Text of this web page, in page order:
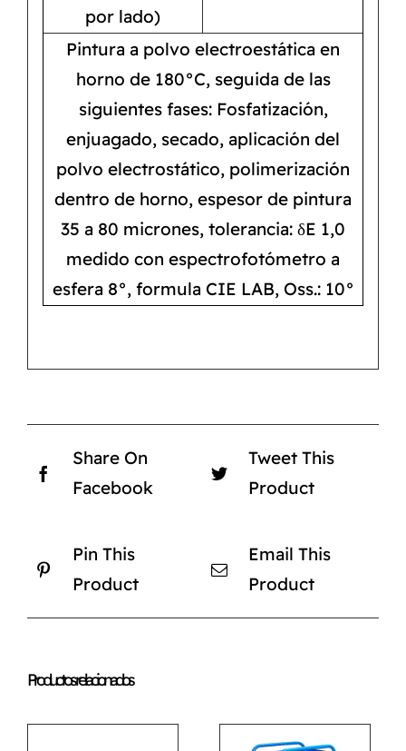
por lado)
Pintura a polvo electroestática en
horno de 180°C, seguida de las
siguientes fases: Fosfatización,
enjuagado, secado, aplicación del
polvo electrostático, polimerización
dentro de horno, espesor de pintura
35 a 80 micrones, tolerancia: δE 1,0
medido con espectrofotómetro a
esfera 8°, formula CIE LAB, Oss.: 10°
Share On
Facebook
Tweet This
Product
Pin This
Product
Email This
Product
Productos relacionados